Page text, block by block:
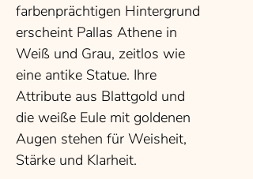
farbenprächtigen Hintergrund
erscheint Pallas Athene in
Weiß und Grau, zeitlos wie
eine antike Statue. Ihre
Attribute aus Blattgold und
die weiße Eule mit goldenen
Augen stehen für Weisheit,
Stärke und Klarheit.